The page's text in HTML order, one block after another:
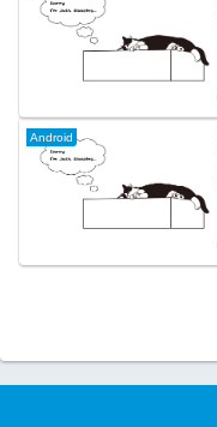
Android